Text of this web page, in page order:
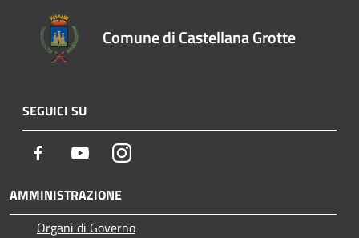
Comune di Castellana Grotte
SEGUICI SU
Facebook YoutubeInstagram
AMMINISTRAZIONE
Organi di Governo